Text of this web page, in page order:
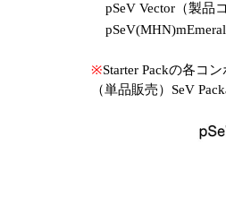
pSeV Vector（製品
※Starter Packの各コ
（単品販売）SeV